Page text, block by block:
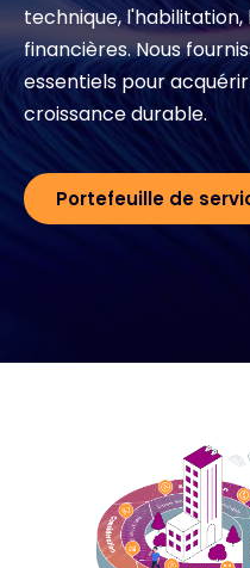
Exclusive
technique,
financières. Nous
essentiels pour
croissance durable.
Portefeuille de